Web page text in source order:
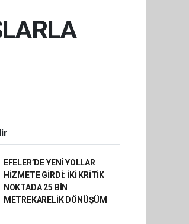
EFELER’DE YENİ YOLLAR
HİZMETE GİRDİ: İKİ KRİTİK
NOKTADA 25 BİN
METREKARELİK DÖNÜŞÜM